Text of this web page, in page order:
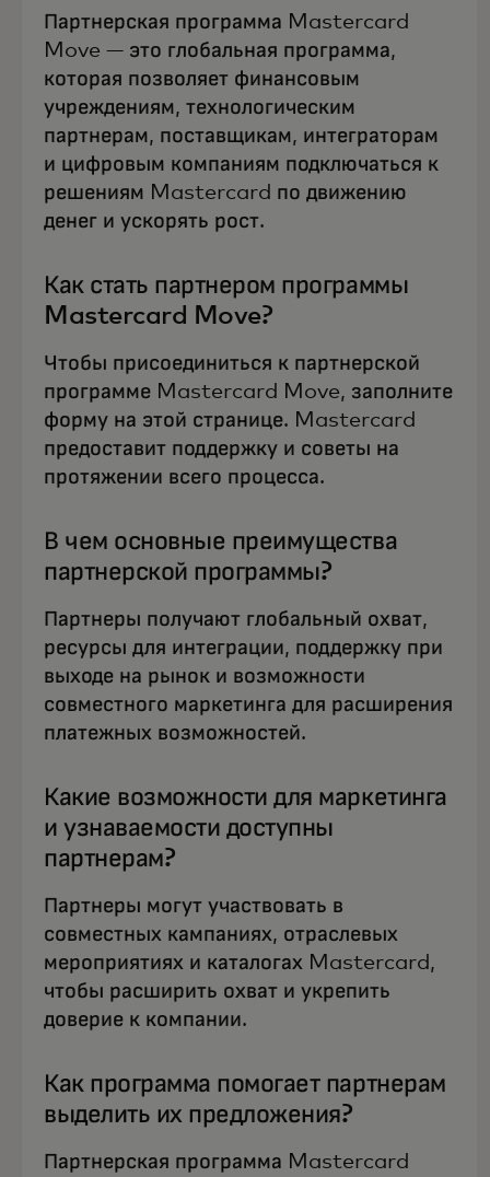
Партнерская программа Mastercard
Move — это глобальная программа,
которая позволяет финансовым
учреждениям, технологическим
партнерам, поставщикам, интеграторам
и цифровым компаниям подключаться к
решениям Mastercard по движению
денег и ускорять рост.
Как стать партнером программы
Mastercard Move?
Чтобы присоединиться к партнерской
программе Mastercard Move, заполните
форму на этой странице. Mastercard
предоставит поддержку и советы на
протяжении всего процесса.
В чем основные преимущества
партнерской программы?
Партнеры получают глобальный охват,
ресурсы для интеграции, поддержку при
выходе на рынок и возможности
совместного маркетинга для расширения
платежных возможностей.
Какие возможности для маркетинга
и узнаваемости доступны
партнерам?
Партнеры могут участвовать в
совместных кампаниях, отраслевых
мероприятиях и каталогах Mastercard,
чтобы расширить охват и укрепить
доверие к компании.
Как программа помогает партнерам
выделить их предложения?
Партнерская программа Mastercard